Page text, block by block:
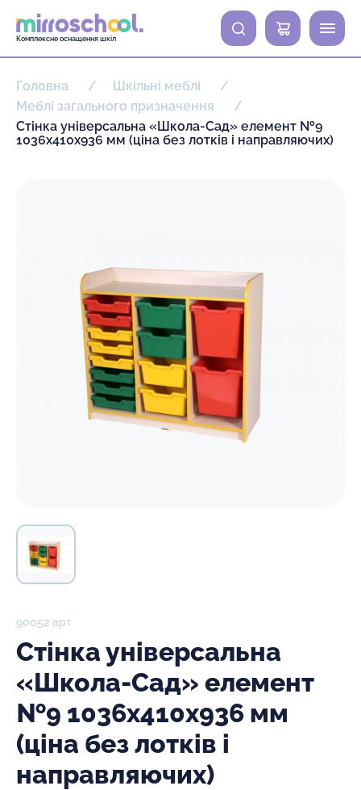
Комплексне оснащення шкіл
0
Головна
Шкільні меблі
Меблі загального призначення
Стінка універсальна «Школа-Сад» елемент №9
1036х410х936 мм (ціна без лотків і направляючих)
90052 арт
Стінка універсальна
«Школа-Сад» елемент
№9 1036х410х936 мм
(ціна без лотків і
направляючих)